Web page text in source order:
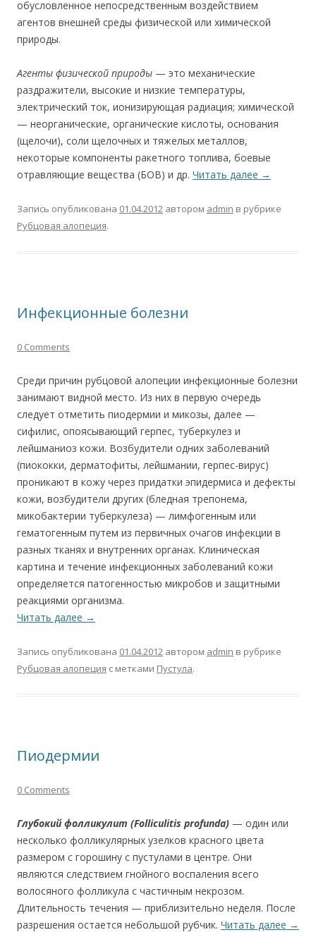
обусловленное непосредственным воздействием
агентов внешней среды физической или химической
природы.
Агенты физической природы — это механические
раздражители, высокие и низкие температуры,
электрический ток, ионизирующая радиация; химической
— неорганические, органические кислоты, основания
(щелочи), соли щелочных и тяжелых металлов,
некоторые компоненты ракетного топлива, боевые
отравляющие вещества (БОВ) и др. Читать далее →
Запись опубликована 01.04.2012 автором admin в рубрике
Рубцовая алопеция.
Инфекционные болезни
0 Comments
Среди причин рубцовой алопеции инфекционные болезни
занимают видной место. Из них в первую очередь
следует отметить пиодермии и микозы, далее —
сифилис, опоясывающий герпес, туберкулез и
лейшманиоз кожи. Возбудители одних заболеваний
(пиококки, дерматофиты, лейшмании, герпес-вирус)
проникают в кожу через придатки эпидермиса и дефекты
кожи, возбудители других (бледная трепонема,
микобактерии туберкулеза) — лимфогенным или
гематогенным путем из первичных очагов инфекции в
разных тканях и внутренних органах. Клиническая
картина и течение инфекционных заболеваний кожи
определяется патогенностью микробов и защитными
реакциями организма.
Читать далее →
Запись опубликована 01.04.2012 автором admin в рубрике
Рубцовая алопеция с метками Пустула.
Пиодермии
0 Comments
Глубокий фолликулит (Folliculitis profunda) — один или
несколько фолликулярных узелков красного цвета
размером с горошину с пустулами в центре. Они
являются следствием гнойного воспаления всего
волосяного фолликула с частичным некрозом.
Длительность течения — приблизительно неделя. После
разрешения остается небольшой рубчик. Читать далее →